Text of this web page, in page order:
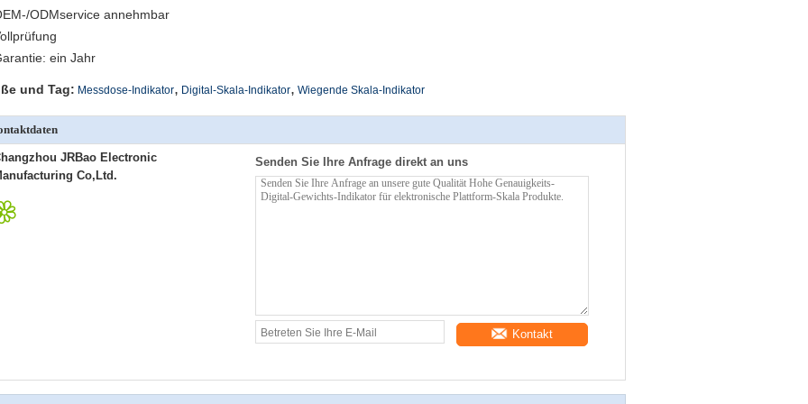
ODMservice annehmbar
ein Jahr
und Tag: Messdose-Indikator, Digital-Skala-Indikator, Wiegende Skala-Indikator
JRBao Electronic
Co,Ltd.
Senden Sie Ihre Anfrage direkt an uns
Kontakt